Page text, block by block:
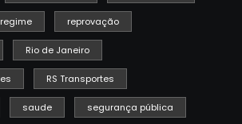
regime reprovação
Rio de Janeiro
RS Transportes
saude segurança pública